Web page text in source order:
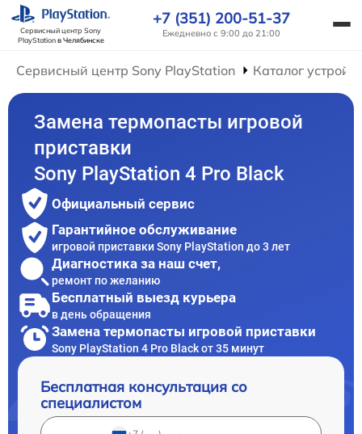
Сервисный центр Sony
PlayStationв Челябинске
+7 (351) 200-51-37
Ежедневно с 9:00 до 21:00
Сервисный центр Sony PlayStation Каталог
Замена термопасты игровой
приставки
Sony PlayStation 4 Pro Black
Официальный сервис
Гарантийное обслуживание
игровой приставки Sony PlayStation до 3 лет
Диагностика за наш счет,
ремонт по желанию
Бесплатный выезд курьера
в день обращения
Замена термопасты игровой приставки
Sony PlayStation 4 Pro Black от 35 минут
Бесплатная консультация со
специалистом